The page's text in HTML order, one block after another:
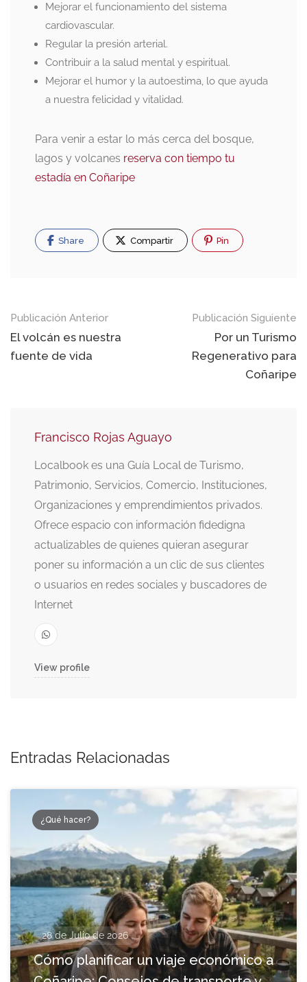
Mejorar el funcionamiento del sistema
cardiovascular.
Regular la presión arterial.
Contribuir a la salud mental y espiritual.
Mejorar el humor y la autoestima, lo que ayuda
a nuestra felicidad y vitalidad.
Para venir a estar lo más cerca del bosque,
lagos y volcanes reserva con tiempo tu
estadía en Coñaripe
Share Compartir Pin
Navegación
de
publicaciones
Publicación Anterior
El volcán es nuestra
fuente de vida
Publicación Siguiente
Por un Turismo
Regenerativo para
Coñaripe
Francisco Rojas Aguayo
Localbook es una Guía Local de Turismo,
Patrimonio, Servicios, Comercio, Instituciones,
Organizaciones y emprendimientos privados.
Ofrece espacio con información fidedigna
actualizables de quienes quieran asegurar
poner su información a un clic de sus clientes
o usuarios en redes sociales y buscadores de
Internet
View profile
Entradas Relacionadas
¿Qué hacer?
28 de Julio de 2026
Cómo planificar un viaje económico a